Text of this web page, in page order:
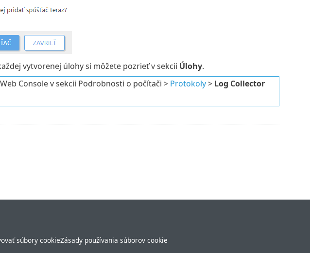
vytvorenej úlohy si môžete pozrieť v sekcii Úlohy.
Console v sekcii Podrobnosti o počítači > Protokoly> Log Collector
súbory cookieZásady používania súborov cookie